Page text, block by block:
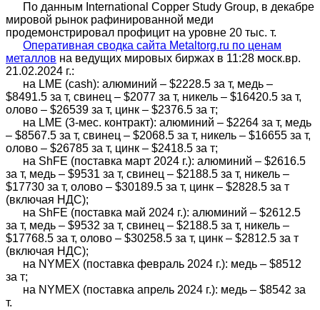
По данным International Copper Study Group, в декабре
мировой рынок рафинированной меди
продемонстрировал профицит на уровне 20 тыс. т.
Оперативная сводка сайта Metaltorg.ru по ценам
металлов на ведущих мировых биржах в 11:28 моск.вр.
21.02.2024 г.:
на LME (cash): алюминий – $2228.5 за т, медь –
$8491.5 за т, свинец – $2077 за т, никель – $16420.5 за т,
олово – $26539 за т, цинк – $2376.5 за т;
на LME (3-мес. контракт): алюминий – $2264 за т, медь
– $8567.5 за т, свинец – $2068.5 за т, никель – $16655 за т,
олово – $26785 за т, цинк – $2418.5 за т;
на ShFE (поставка март 2024 г.): алюминий – $2616.5
за т, медь – $9531 за т, свинец – $2188.5 за т, никель –
$17730 за т, олово – $30189.5 за т, цинк – $2828.5 за т
(включая НДС);
на ShFE (поставка май 2024 г.): алюминий – $2612.5
за т, медь – $9532 за т, свинец – $2188.5 за т, никель –
$17768.5 за т, олово – $30258.5 за т, цинк – $2812.5 за т
(включая НДС);
на NYMEX (поставка февраль 2024 г.): медь – $8512
за т;
на NYMEX (поставка апрель 2024 г.): медь – $8542 за
т.